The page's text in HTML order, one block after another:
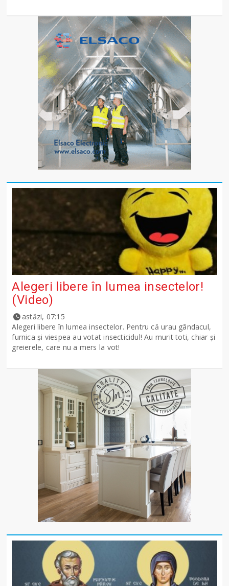
Alegeri libere în lumea insectelor!
(Video)
astăzi, 07:15
Alegeri libere în lumea insectelor. Pentru că urau gândacul,
furnica și viespea au votat insecticidul! Au murit toti, chiar și
greierele, care nu a mers la vot!